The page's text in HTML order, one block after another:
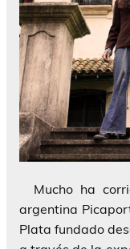
Mucho ha
argentina
Plata fundado